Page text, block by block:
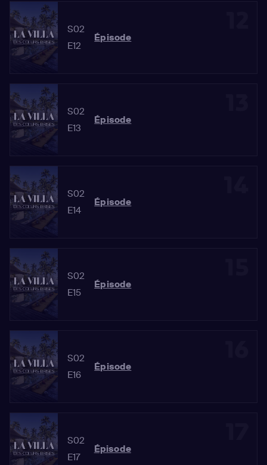
S02
E12
Épisode
S02
E13
Épisode
S02
E14
Épisode
S02
E15
Épisode
S02
E16
Épisode
S02
E17
Épisode